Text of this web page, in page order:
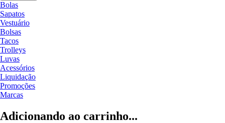
Bolas
Sapatos
Vestuário
Bolsas
Tacos
Trolleys
Luvas
Acessórios
Liquidação
Promoções
Marcas
Adicionando ao carrinho...